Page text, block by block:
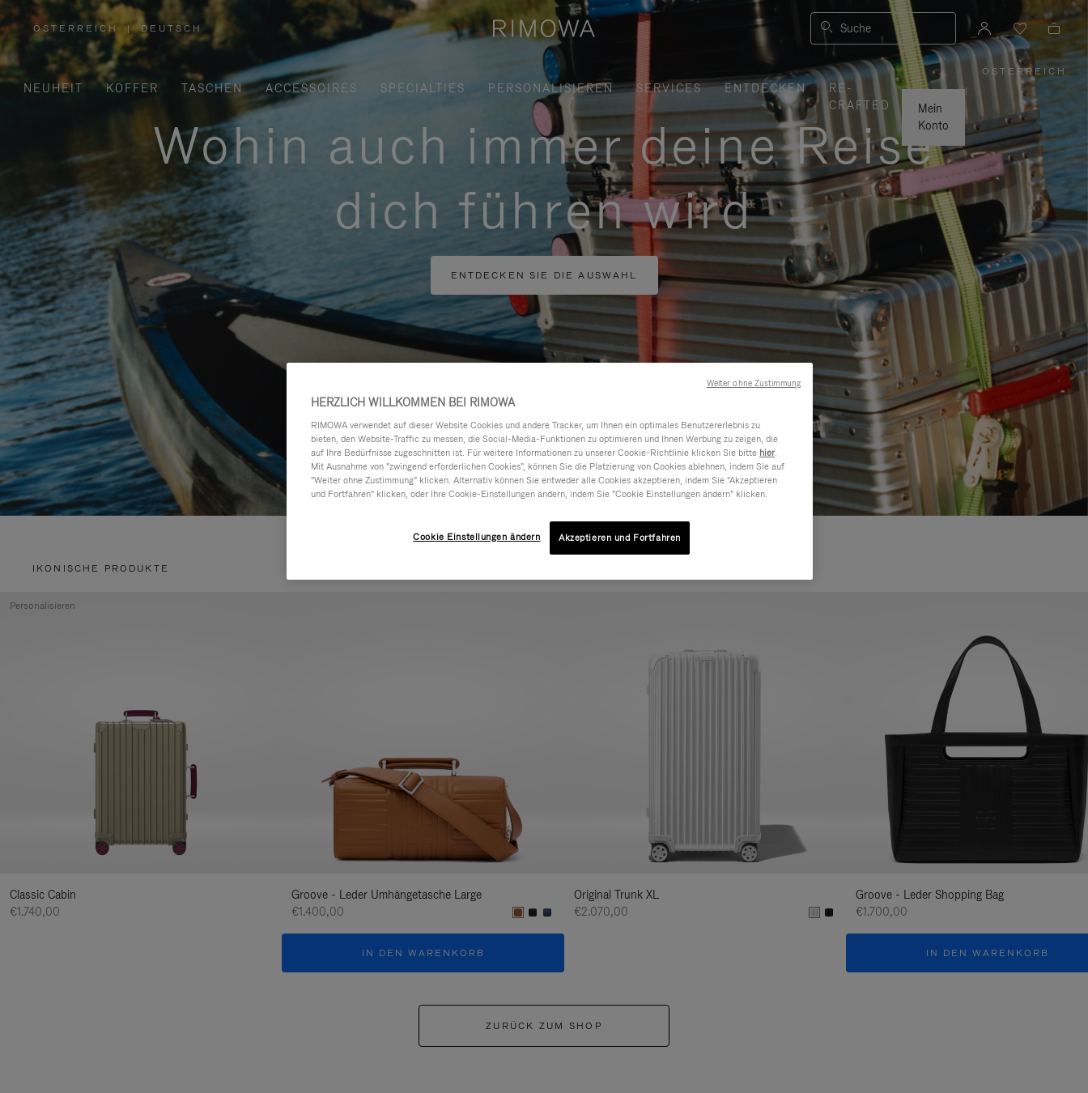
ÖSTERREICH
,
WÄHLEN
SIE
IHRE
REGION
AUS
| DEUTSCH Suche
NEUHEIT KOFFER TASCHEN ACCESSOIRES SPECIALTIES PERSONALISIEREN SERVICES ENTDECKEN
RE-
CRAFTED
Mein
Konto
ÖSTERREICH
,
WÄHLEN
SIE
IHRE
REGION
AUS
|
Wohin auch immer deine Reise
dich führen wird
ENTDECKEN SIE DIE AUSWAHL
IKONISCHE PRODUKTE
Classic Cabin
€1.740,00
Personalisieren
Groove - Leder Umhängetasche Large
€1.400,00
IN DEN WARENKORB
Original Trunk XL
€2.070,00
Groove - Leder Shopping Bag
€1.700,00
IN DEN WARENKORB
ZURÜCK ZUM SHOP
HERZLICH WILLKOMMEN BEI RIMOWA
RIMOWA verwendet auf dieser Website Cookies und andere Tracker, um Ihnen ein optimales Benutzererlebnis zu
bieten, den Website-Traffic zu messen, die Social-Media-Funktionen zu optimieren und Ihnen Werbung zu zeigen, die
auf Ihre Bedürfnisse zugeschnitten ist. Für weitere Informationen zu unserer Cookie-Richtlinie klicken Sie bitte hier.
Mit Ausnahme von "zwingend erforderlichen Cookies", können Sie die Platzierung von Cookies ablehnen, indem Sie auf
"Weiter ohne Zustimmung" klicken. Alternativ können Sie entweder alle Cookies akzeptieren, indem Sie "Akzeptieren
und Fortfahren" klicken, oder Ihre Cookie-Einstellungen ändern, indem Sie "Cookie Einstellungen ändern" klicken.
Cookie Einstellungen ändern Akzeptieren und Fortfahren
Weiter ohne Zustimmung